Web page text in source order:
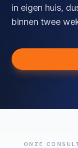
in eigen huis,
binnen twee
ONZE